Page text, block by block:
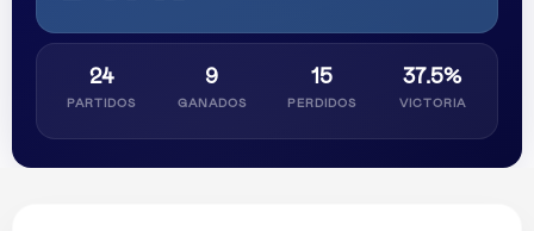
24
PARTIDOS
9
GANADOS
15
PERDIDOS
37.5%
VICTORIA